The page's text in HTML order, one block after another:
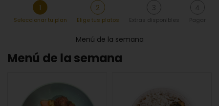
1
Seleccionar tu plan
2
Elige tus platos
3
Extras disponibles
4
Pagar
Menú de la semana
Menú de la semana